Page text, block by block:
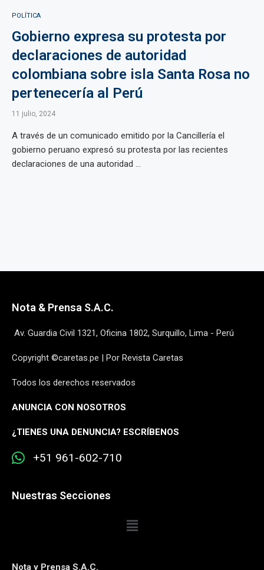
POLÍTICA
Gobierno expresa su protesta por
declaraciones de autoridad
colombiana sobre isla Santa Rosa no
pertenecería al Perú
11 julio, 2024
A través de un comunicado emitido por la Cancillería el
gobierno peruano expresó su protesta por las recientes
declaraciones de una autoridad ...
Nota & Prensa S.A.C.
Av. Guardia Civil 1321, Oficina 1802, Surquillo, Lima - Perú
Copyright ©caretas.pe | Por Revista Caretas
Todos los derechos reservados
ANUNCIA CON NOSOTROS
¿TIENES UNA DENUNCIA? ESCRÍBENOS
+51 961-602-710
Nuestras Secciones
Nota y Prensa S.A.C.